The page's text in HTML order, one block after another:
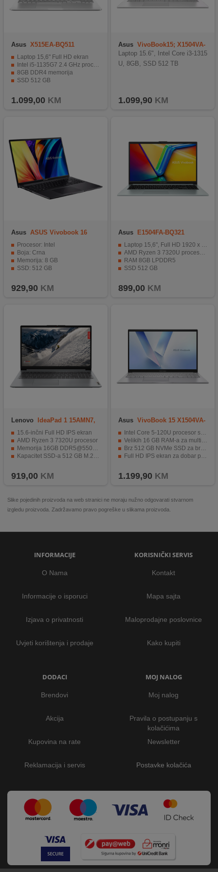
Asus X515EA-BQ511
Laptop 15,6" Full HD ekran
Intel i5-1135G7 2.4 GHz procesor
8GB DDR4 memorija
SSD 512 GB
1.099,00 KM
Asus VivoBook15; X1504VA-
BQ2528
Laptop 15.6", Intel Core i3-1315
U, 8GB, SSD 512 TB
1.099,90 KM
Asus ASUS Vivobook 16
Procesor: Intel
Boja: Crna
Memorija: 8 GB
SSD: 512 GB
929,90 KM
Asus E1504FA-BQ321
Laptop 15,6", Full HD 1920 x 1200
AMD Ryzen 3 7320U procesor 2.4 GHz
RAM 8GB LPDDR5
SSD 512 GB
899,00 KM
Lenovo
IdeaPad 1 15AMN7,
82VG00V4SC
15.6-inčni Full HD IPS ekran
AMD Ryzen 3 7320U procesor
Memorija 16GB DDR5@5500Hz
Kapacitet SSD-a 512 GB M.2 2242
919,00 KM
Asus VivoBook 15 X1504VA-
Intel Core 5-120U procesor sa 10 jezgara za glatke performanse
Velikih 16 GB RAM-a za multitasking
Brz 512 GB NVMe SSD za brzo učitavanje sistema i aplikacija
Full HD IPS ekran za dobar prikaz slike
1.199,90 KM
Slike pojedinih proizvoda na web stranici ne moraju nužno odgovarati stvarnom
izgledu proizvoda. Zadržavamo pravo pogreške u slikama proizvoda.
INFORMACIJE
O Nama
Informacije o isporuci
Izjava o privatnosti
Uvjeti korištenja i prodaje
KORISNIČKI SERVIS
Kontakt
Mapa sajta
Maloprodajne poslovnice
Kako kupiti
DODACI
Brendovi
Akcija
Kupovina na rate
Reklamacija i servis
MOJ NALOG
Moj nalog
Pravila o postupanju s
kolačićima
Newsletter
Postavke kolačića